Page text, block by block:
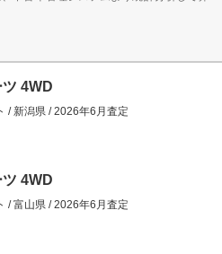
4WD
/新潟県 /2026年6月査定
4WD
/富山県 /2026年6月査定